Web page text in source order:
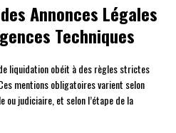
Annonces Légales
Techniques
liquidation obéit à des règles strictes
mentions obligatoires varient selon
ou judiciaire, et selon l’étape de la